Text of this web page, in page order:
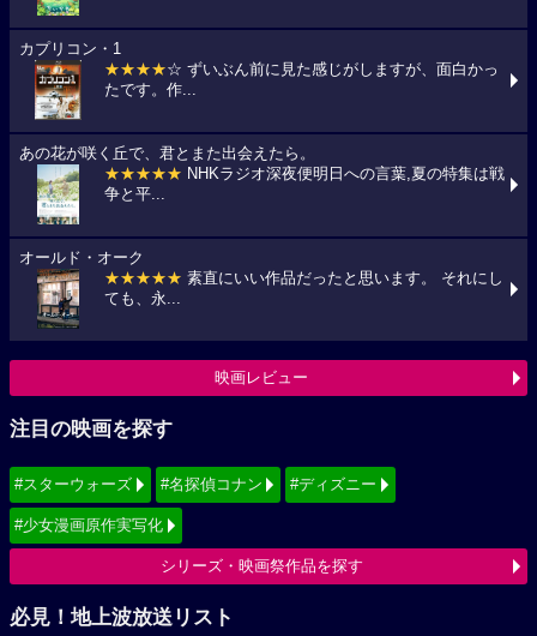
カプリコン・1
★★★★☆ ずいぶん前に見た感じがしますが、面白かっ
たです。作...
あの花が咲く丘で、君とまた出会えたら。
★★★★★ NHKラジオ深夜便明日への言葉,夏の特集は戦
争と平...
オールド・オーク
★★★★★ 素直にいい作品だったと思います。 それにし
ても、永...
映画レビュー
注目の映画を探す
#スターウォーズ #名探偵コナン #ディズニー
#少女漫画原作実写化
シリーズ・映画祭作品を探す
必見！地上波放送リスト